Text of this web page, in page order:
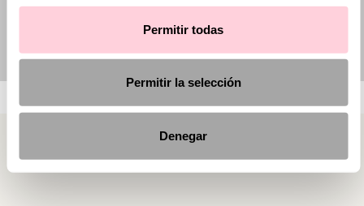
Permitir todas
Permitir la selección
Denegar